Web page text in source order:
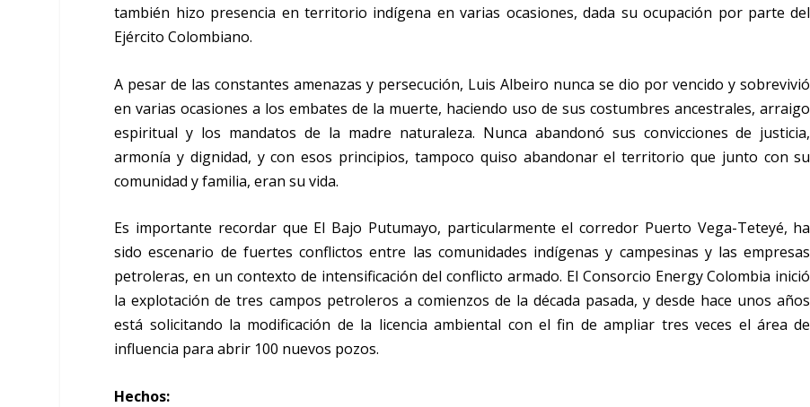
también hizo presencia en territorio indígena en varias ocasiones, dada su ocupación por parte del
Ejército Colombiano.
A pesar de las constantes amenazas y persecución, Luis Albeiro nunca se dio por vencido y sobrevivió
en varias ocasiones a los embates de la muerte, haciendo uso de sus costumbres ancestrales, arraigo
espiritual y los mandatos de la madre naturaleza. Nunca abandonó sus convicciones de justicia,
armonía y dignidad, y con esos principios, tampoco quiso abandonar el territorio que junto con su
comunidad y familia, eran su vida.
Es importante recordar que El Bajo Putumayo, particularmente el corredor Puerto Vega-Teteyé, ha
sido escenario de fuertes conflictos entre las comunidades indígenas y campesinas y las empresas
petroleras, en un contexto de intensificación del conflicto armado. El Consorcio Energy Colombia inició
la explotación de tres campos petroleros a comienzos de la década pasada, y desde hace unos años
está solicitando la modificación de la licencia ambiental con el fin de ampliar tres veces el área de
influencia para abrir 100 nuevos pozos.
Hechos: